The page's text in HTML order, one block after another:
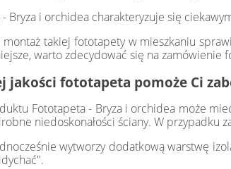
Bryza i orchidea charakteryzuje się
takiej fototapety w mieszkaniu
warto zdecydować się na zamówienie
jakości fototapeta pomoże Ci
Fototapeta - Bryza i orchidea może
niedoskonałości ściany. W przypadku
wytworzy dodatkową warstwę